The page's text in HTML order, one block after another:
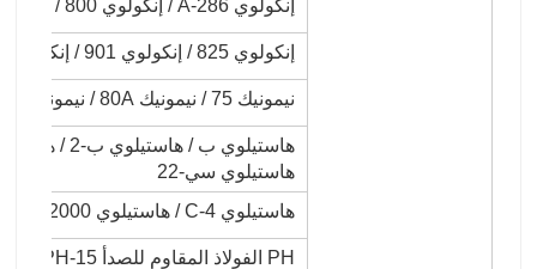
إنكولوي A-286 / إنكولوي 800 / إنكولوي 800H / إنكولوي 800HT
إنكولوي 825 / إنكولوي 901 / إنكولوي 925 / إنكولوي 926
نيمونيك 75 / نيمونيك 80A / نيمونيك 90 / نيمونيك 105 / نيمونيك C263 / L-605
هاستيلوي سي-22
هاستيلوي C-4 / هاستيلوي C-2000 / هاستيلوي G-35 / هاستيلوي X / هاستيلوي N
PH الفولاذ المقاوم للصدأ 15-5PH / 17-4PH / 17-7PH